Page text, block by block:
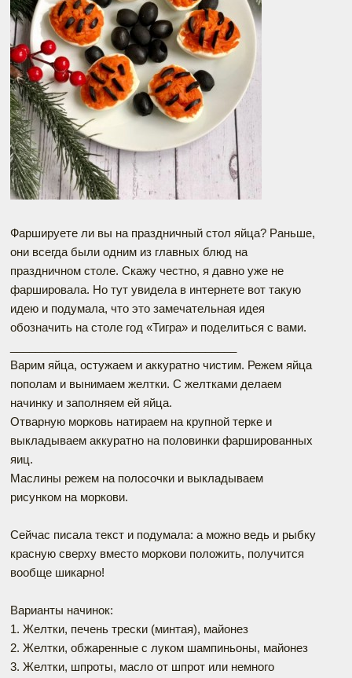
Фаршируете ли вы на праздничный стол яйца? Раньше,
они всегда были одним из главных блюд на
праздничном столе. Скажу честно, я давно уже не
фаршировала. Но тут увидела в интернете вот такую
идею и подумала, что это замечательная идея
обозначить на столе год «Тигра» и поделиться с вами.
Варим яйца, остужаем и аккуратно чистим. Режем яйца
пополам и вынимаем желтки. С желтками делаем
начинку и заполняем ей яйца.
Отварную морковь натираем на крупной терке и
выкладываем аккуратно на половинки фаршированных
яиц.
Маслины режем на полосочки и выкладываем
рисунком на моркови.
Сейчас писала текст и подумала: а можно ведь и рыбку
красную сверху вместо моркови положить, получится
вообще шикарно!
Варианты начинок:
1. Желтки, печень трески (минтая), майонез
2. Желтки, обжаренные с луком шампиньоны, майонез
3. Желтки, шпроты, масло от шпрот или немного